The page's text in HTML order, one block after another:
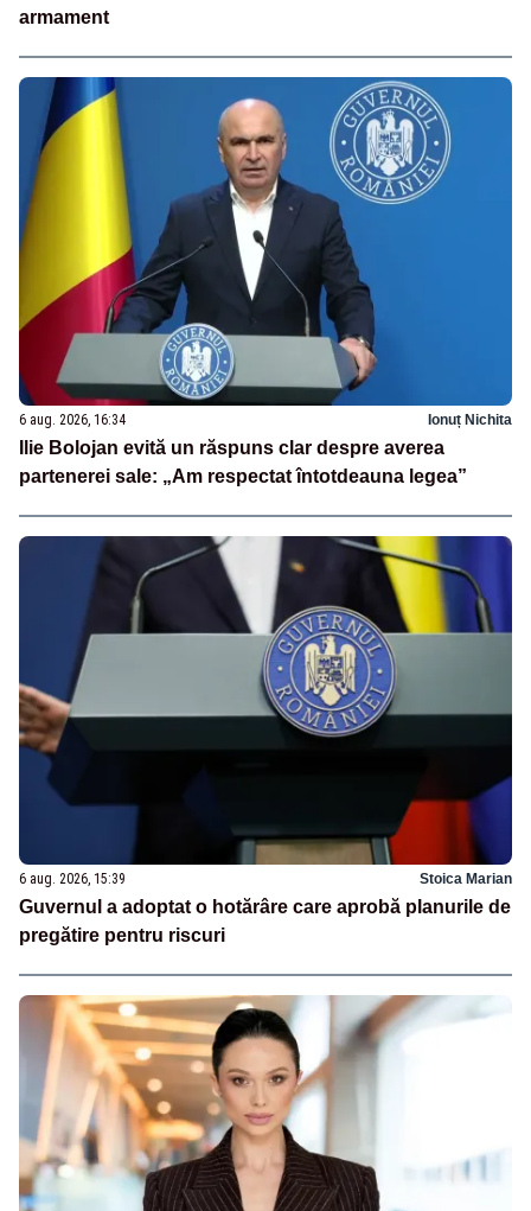
armament
6 aug. 2026, 16:34 Ionuț Nichita
Ilie Bolojan evită un răspuns clar despre averea
partenerei sale: „Am respectat întotdeauna legea”
6 aug. 2026, 15:39 Stoica Marian
Guvernul a adoptat o hotărâre care aprobă planurile de
pregătire pentru riscuri